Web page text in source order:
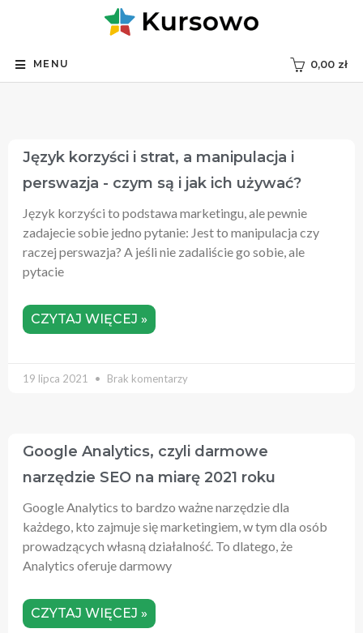
MENU 0,00 zł
Język‌ ‌korzyści‌ i strat, a manipulacja i
perswazja ‌-‌ ‌czym są i jak ich używać?‌ ‌
Język korzyści to podstawa marketingu, ale pewnie
zadajecie sobie jedno pytanie: Jest to manipulacja czy
raczej perswazja? A jeśli nie zadaliście go sobie, ale
pytacie
CZYTAJ WIĘCEJ »
19 lipca 2021 Brak komentarzy
Google Analytics, czyli darmowe
narzędzie SEO na miarę 2021 roku
Google Analytics to bardzo ważne narzędzie dla
każdego, kto zajmuje się marketingiem, w tym dla osób
prowadzących własną działalność. To dlatego, że
Analytics oferuje darmowy
CZYTAJ WIĘCEJ »